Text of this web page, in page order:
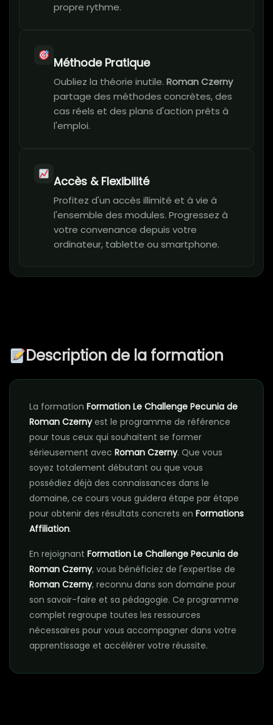
propre rythme.
Méthode Pratique
Oubliez la théorie inutile. Roman Czerny
partage des méthodes concrètes, des
cas réels et des plans d'action prêts à
l'emploi.
Accès & Flexibilité
Profitez d'un accès illimité et à vie à
l'ensemble des modules. Progressez à
votre convenance depuis votre
ordinateur, tablette ou smartphone.
Description de la formation
La formation Formation Le Challenge Pecunia de
Roman Czernyest le programme de référence
pour tous ceux qui souhaitent se former
sérieusement avec Roman Czerny. Que vous
soyez totalement débutant ou que vous
possédiez déjà des connaissances dans le
domaine, ce cours vous guidera étape par étape
pour obtenir des résultats concrets en Formations
Affiliation.
En rejoignant Formation Le Challenge Pecunia de
Roman Czerny, vous bénéficiez de l'expertise de
Roman Czerny, reconnu dans son domaine pour
son savoir-faire et sa pédagogie. Ce programme
complet regroupe toutes les ressources
nécessaires pour vous accompagner dans votre
apprentissage et accélérer votre réussite.